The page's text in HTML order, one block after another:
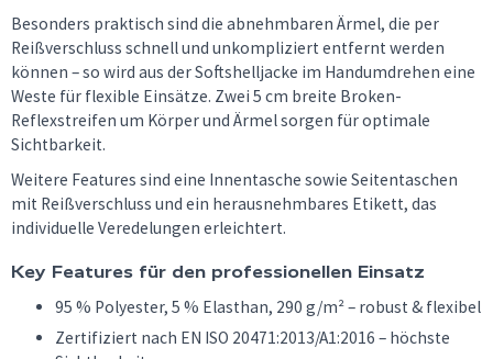
Besonders praktisch sind die abnehmbaren Ärmel, die per
Reißverschluss schnell und unkompliziert entfernt werden
können – so wird aus der Softshelljacke im Handumdrehen eine
Weste für flexible Einsätze. Zwei 5 cm breite Broken-
Reflexstreifen um Körper und Ärmel sorgen für optimale
Sichtbarkeit.
Weitere Features sind eine Innentasche sowie Seitentaschen
mit Reißverschluss und ein herausnehmbares Etikett, das
individuelle Veredelungen erleichtert.
Key Features für den professionellen Einsatz
95 % Polyester, 5 % Elasthan, 290 g/m² – robust & flexibel
Zertifiziert nach EN ISO 20471:2013/A1:2016 – höchste